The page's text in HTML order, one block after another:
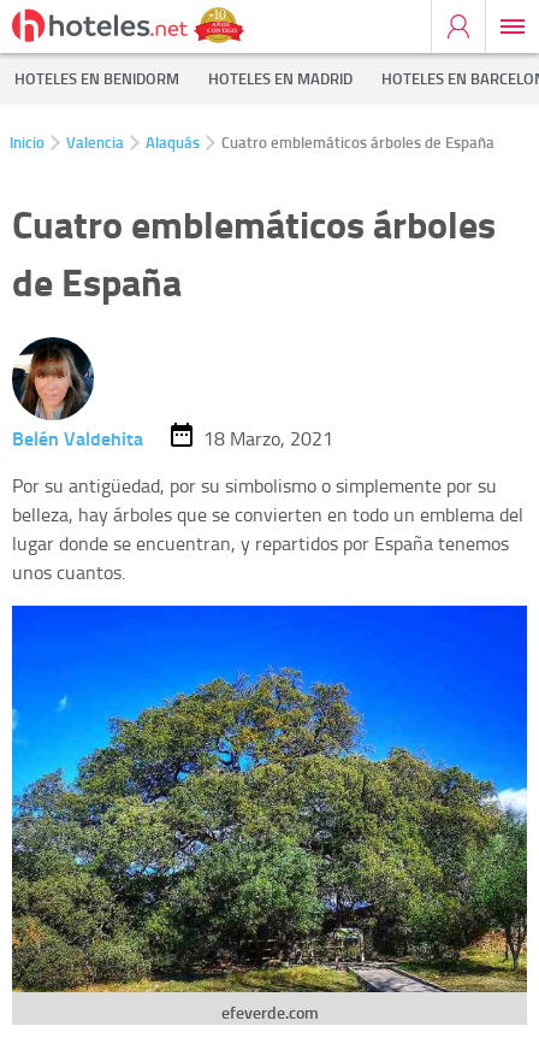
HOTELES EN BENIDORM HOTELES EN MADRID HOTELES EN
Inicio Valencia Alaquás Cuatro emblemáticos árboles de España
Cuatro emblemáticos árboles
de España
Belén Valdehita
18 Marzo, 2021
Por su antigüedad, por su simbolismo o simplemente por su
belleza, hay árboles que se convierten en todo un emblema del
lugar donde se encuentran, y repartidos por España tenemos
unos cuantos.
efeverde.com